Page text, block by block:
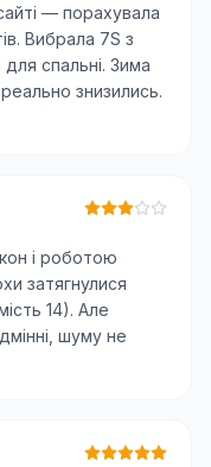
— порахувала
Вибрала 7S з
спальні. Зима
знизились.
і роботою
затягнулися
14). Але
шуму не